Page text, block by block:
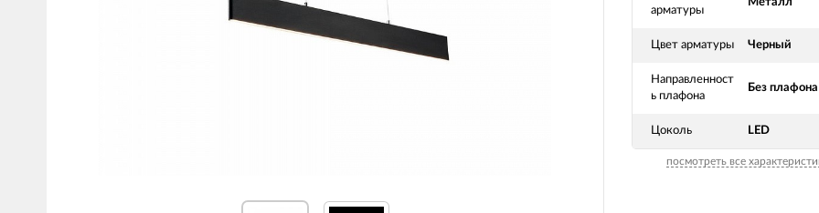
арматуры
Цвет арматуры Черный
Направленност
ь плафона
Без плафона
Цоколь LED
посмотреть все